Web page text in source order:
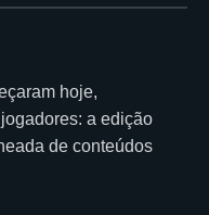
hoje,
a edição
de conteúdos